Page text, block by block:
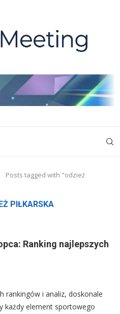
Posts tagged with "odzież
PIŁKARSKA
Ranking najlepszych
rankingów i analiz, doskonale
każdy element sportowego